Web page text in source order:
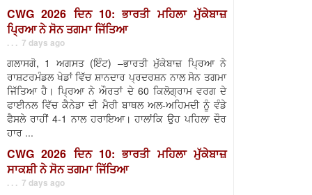
CWG 2026 ਦਿਨ 10: ਭਾਰਤੀ ਮਹਿਲਾ ਮੁੱਕੇਬਾਜ਼
ਪ੍ਰਿਆ ਨੇ ਸੋਨ ਤਗਮਾ ਜਿੱਤਿਆ
. . . 7 days ago
ਗਲਾਸਗੋ, 1 ਅਗਸਤ (ਇੰਟ) –ਭਾਰਤੀ ਮੁੱਕੇਬਾਜ਼ ਪ੍ਰਿਆ ਨੇ
ਰਾਸ਼ਟਰਮੰਡਲ ਖੇਡਾਂ ਵਿੱਚ ਸ਼ਾਨਦਾਰ ਪ੍ਰਦਰਸ਼ਨ ਨਾਲ ਸੋਨ ਤਗਮਾ
ਜਿੱਤਿਆ ਹੈ। ਪ੍ਰਿਆ ਨੇ ਔਰਤਾਂ ਦੇ 60 ਕਿਲੋਗ੍ਰਾਮ ਵਰਗ ਦੇ
ਫਾਈਨਲ ਵਿੱਚ ਕੈਨੇਡਾ ਦੀ ਮੈਰੀ ਬਾਥਲ ਅਲ-ਅਹਿਮਦੀ ਨੂੰ ਵੰਡੇ
ਫੈਸਲੇ ਰਾਹੀਂ 4-1 ਨਾਲ ਹਰਾਇਆ। ਹਾਲਾਂਕਿ ਉਹ ਪਹਿਲਾ ਦੌਰ
ਹਾਰ ...
CWG 2026 ਦਿਨ 10: ਭਾਰਤੀ ਮਹਿਲਾ ਮੁੱਕੇਬਾਜ਼
ਸਾਕਸ਼ੀ ਨੇ ਸੋਨ ਤਗਮਾ ਜਿੱਤਿਆ
. . . 7 days ago